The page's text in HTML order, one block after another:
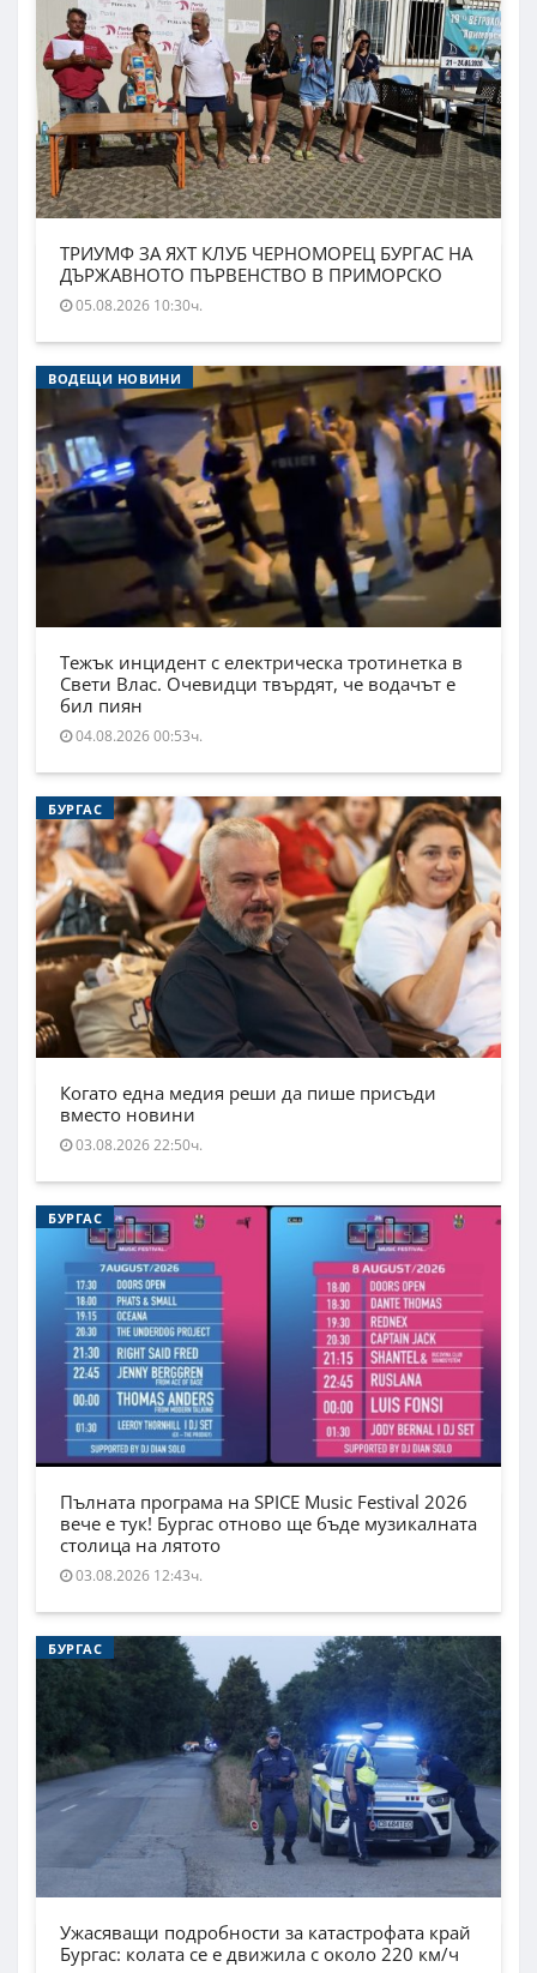
ТРИУМФ ЗА ЯХТ КЛУБ ЧЕРНОМОРЕЦ БУРГАС НА
ДЪРЖАВНОТО ПЪРВЕНСТВО В ПРИМОРСКО
05.08.2026 10:30ч.
ВОДЕЩИ НОВИНИ
Тежък инцидент с електрическа тротинетка в
Свети Влас. Очевидци твърдят, че водачът е
бил пиян
04.08.2026 00:53ч.
БУРГАС
Когато една медия реши да пише присъди
вместо новини
03.08.2026 22:50ч.
БУРГАС
Пълната програма на SPICE Music Festival 2026
вече е тук! Бургас отново ще бъде музикалната
столица на лятото
03.08.2026 12:43ч.
БУРГАС
Ужасяващи подробности за катастрофата край
Бургас: колата се е движила с около 220 км/ч